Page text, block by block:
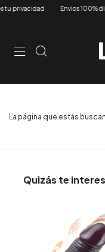
privacidad Envios 100%
La página que estás
Quizás te